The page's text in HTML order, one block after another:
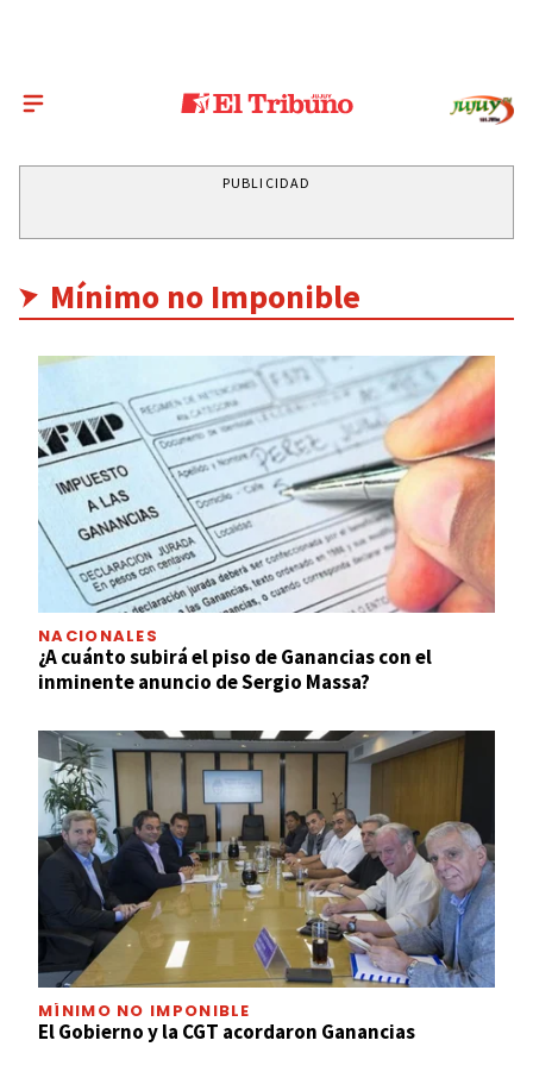
PUBLICIDAD
Mínimo no Imponible
NACIONALES
¿A cuánto subirá el piso de Ganancias con el
inminente anuncio de Sergio Massa?
MÍNIMO NO IMPONIBLE
El Gobierno y la CGT acordaron Ganancias